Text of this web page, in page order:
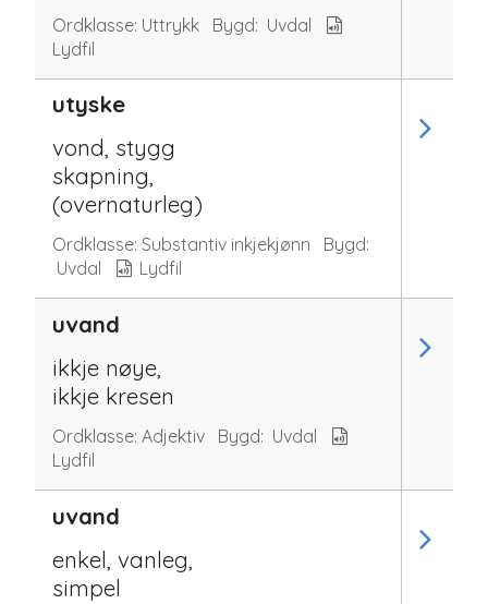
Ordklasse: Uttrykk Bygd: Uvdal
Lydfil
utyske
vond, stygg
skapning,
(overnaturleg)
Ordklasse: Substantiv inkjekjønn
Bygd:
Uvdal
Lydfil
uvand
ikkje nøye,
ikkje kresen
Ordklasse: Adjektiv Bygd: Uvdal
Lydfil
uvand
enkel, vanleg,
simpel